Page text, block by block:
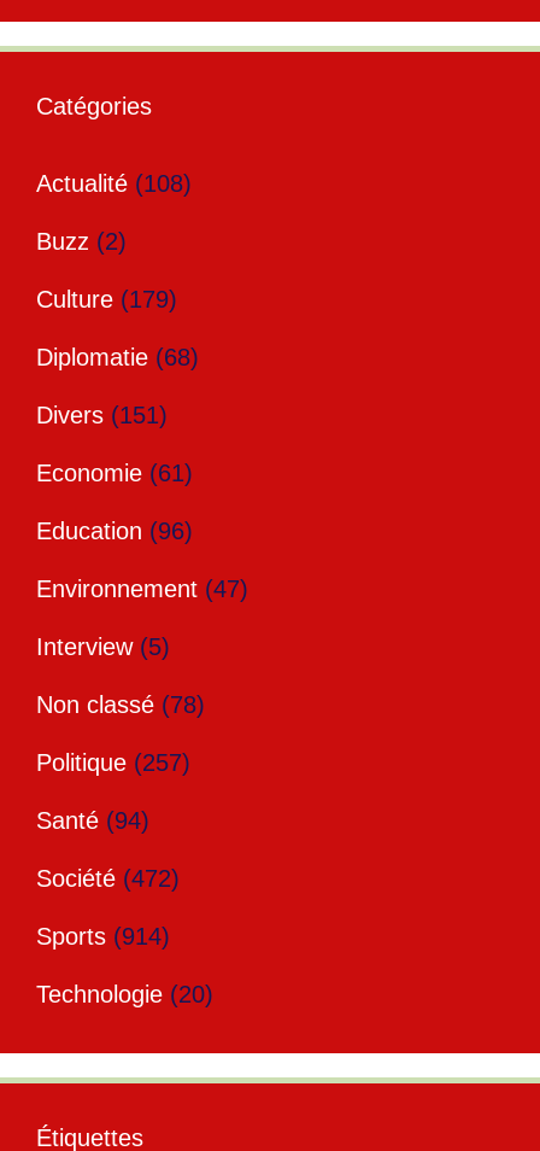
Catégories
Actualité (108)
Buzz (2)
Culture (179)
Diplomatie (68)
Divers (151)
Economie (61)
Education (96)
Environnement (47)
Interview(5)
Non classé (78)
Politique (257)
Santé (94)
Société (472)
Sports (914)
Technologie (20)
Étiquettes